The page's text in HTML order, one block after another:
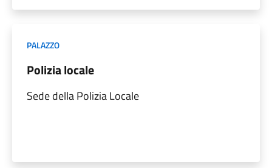
PALAZZO
Polizia locale
Sede della Polizia Locale